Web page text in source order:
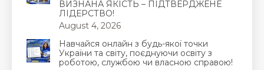
ВИЗНАНА ЯКІСТЬ – ПІДТВЕРДЖЕНЕ
ЛІДЕРСТВО!
August 4, 2026
Навчайся онлайн з будь-якої точки
України та світу, поєднуючи освіту з
роботою, службою чи власною справою!